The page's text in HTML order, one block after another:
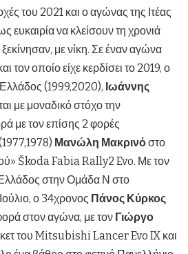
του 2021 και ο αγώνας της Ιτέας
ευκαιρία να κλείσουν τη χρονιά
με νίκη. Σε έναν αγώνα
τον οποίο είχε κερδίσει το 2019, ο
(1999,2020), Ιωάννης
με μοναδικό στόχο την
με τον επίσης 2 φορές
Μανώλη Μακρινόστο
Škoda Fabia Rally2 Evo. Με τον
στην Ομάδα Ν στο
ο 34χρονος Πάνος Κύρκος
στον αγώνα, με τον Γιώργο
του Mitsubishi Lancer Evo IX και